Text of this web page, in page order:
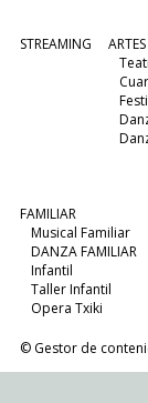
STREAMING
FAMILIAR
Musical Familiar
DANZA FAMILIAR
Infantil
Taller Infantil
Opera Txiki
© Gestor de